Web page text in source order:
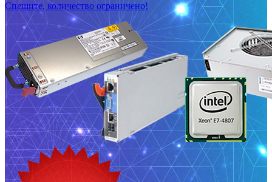
Спешите, количество ограничено!